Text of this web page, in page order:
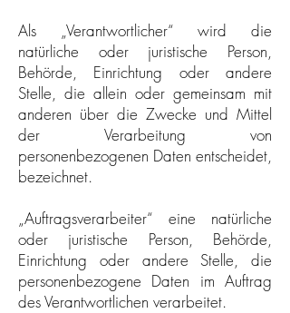
Als „Verantwortlicher“ wird die
natürliche oder juristische Person,
Behörde, Einrichtung oder andere
Stelle, die allein oder gemeinsam mit
anderen über die Zwecke und Mittel
der Verarbeitung von
personenbezogenen Daten entscheidet,
bezeichnet.
„Auftragsverarbeiter“ eine natürliche
oder juristische Person, Behörde,
Einrichtung oder andere Stelle, die
personenbezogene Daten im Auftrag
des Verantwortlichen verarbeitet.